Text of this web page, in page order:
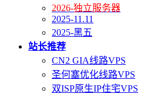
2026-独立服务器
2025-11.11
2025-黑五
站长推荐
CN2 GIA线路VPS
圣何塞优化线路VPS
双ISP原生IP住宅VPS